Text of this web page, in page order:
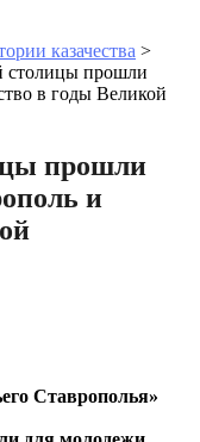
казачества >
столицы прошли
в годы Великой
прошли
и
Ставрополья»